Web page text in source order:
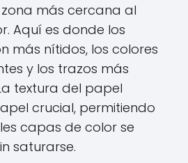
más cercana al
Aquí es donde los
más nítidos, los colores
y los trazos más
textura del papel
crucial, permitiendo
capas de color se
saturarse.